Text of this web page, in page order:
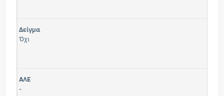
Δείγμα
Όχι
ΑΛΕ
-